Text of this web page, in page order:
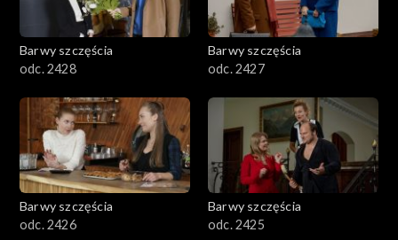
Barwy szczęścia
odc. 2428
Barwy szczęścia
odc. 2427
Barwy szczęścia
odc. 2426
Barwy szczęścia
odc. 2425